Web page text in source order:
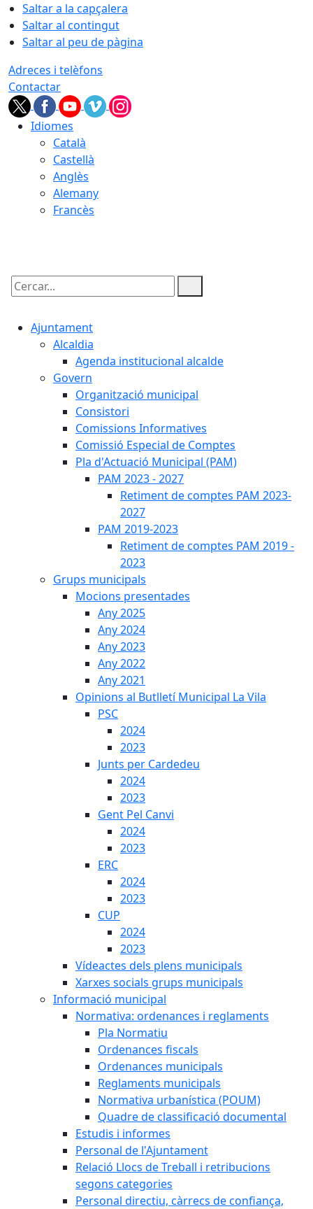
Saltar a la capçalera
Saltar al contingut
Saltar al peu de pàgina
Adreces i telèfons
Contactar
Idiomes
Català
Castellà
Anglès
Alemany
Francès
Cercar:
Ajuntament
Alcaldia
Agenda institucional alcalde
Govern
Organització municipal
Consistori
Comissions Informatives
Comissió Especial de Comptes
Pla d'Actuació Municipal (PAM)
PAM 2023 - 2027
Retiment de comptes PAM 2023-
2027
PAM 2019-2023
Retiment de comptes PAM 2019 -
2023
Grups municipals
Mocions presentades
Any 2025
Any 2024
Any 2023
Any 2022
Any 2021
Opinions al Butlletí Municipal La Vila
PSC
2024
2023
Junts per Cardedeu
2024
2023
Gent Pel Canvi
2024
2023
ERC
2024
2023
CUP
2024
2023
Vídeactes dels plens municipals
Xarxes socials grups municipals
Informació municipal
Normativa: ordenances i reglaments
Pla Normatiu
Ordenances fiscals
Ordenances municipals
Reglaments municipals
Normativa urbanística (POUM)
Quadre de classificació documental
Estudis i informes
Personal de l'Ajuntament
Relació Llocs de Treball i retribucions
segons categories
Personal directiu, càrrecs de confiança,